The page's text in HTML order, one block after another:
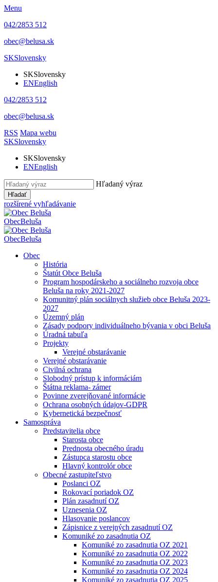
Menu
042/2853 512
obec@belusa.sk
SKSlovensky
SKSlovensky
ENEnglish
042/2853 512
obec@belusa.sk
RSS Mapa webu
SKSlovensky
SKSlovensky
ENEnglish
Hľadaný výraz
Hľadať
rozšírené vyhľadávanie
ObecBeluša
ObecBeluša
Obec
História
Štatút Obce Beluša
Program hospodárskeho a sociálneho rozvoja obce
Beluša na roky 2021-2027
Komunitný plán sociálnych služieb obce Beluša 2023-
2027
Územný plán
Zásady podpory individuálneho bývania v obci Beluša
Úradná tabuľa
Projekty
Verejné obstarávanie
Verejné obstarávanie
Civilná ochrana
Slobodný prístup k informáciám
Štátna reklama- zámer
Povinne zverejňované informácie
Ochrana osobných údajov-GDPR
Kybernetická bezpečnosť
Samospráva
Predstavitelia obce
Starosta obce
Prednosta obecného úradu
Zástupca starostu obce
Hlavný kontrolór obce
Obecné zastupiteľstvo
Poslanci OZ
Rokovací poriadok OZ
Plán zasadnutí OZ
Uznesenia OZ
Hlasovanie poslancov
Zápisnice z verejných zasadnutí OZ
Komuniké zo zasadnutia OZ
Komuniké zo zasadnutia OZ 2021
Komuniké zo zasadnutia OZ 2022
Komuniké zo zasadnutia OZ 2023
Komuniké zo zasadnutia OZ 2024
Komuniké zo zasadnutia OZ 2025